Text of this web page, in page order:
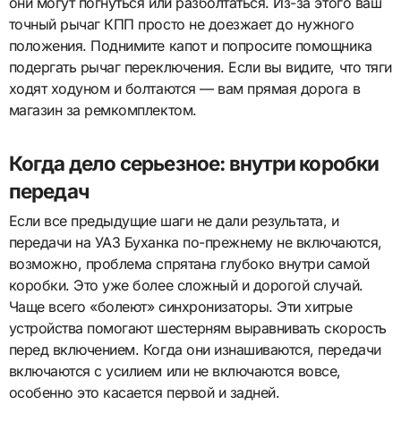
точный рычаг КПП просто не доезжает до нужного
положения. Поднимите капот и попросите помощника
подергать рычаг переключения. Если вы видите, что тяги
ходят ходуном и болтаются — вам прямая дорога в
магазин за ремкомплектом.
Когда дело серьезное: внутри коробки
передач
Если все предыдущие шаги не дали результата, и
передачи на УАЗ Буханка по-прежнему не включаются,
возможно, проблема спрятана глубоко внутри самой
коробки. Это уже более сложный и дорогой случай.
Чаще всего «болеют» синхронизаторы. Эти хитрые
устройства помогают шестерням выравнивать скорость
перед включением. Когда они изнашиваются, передачи
включаются с усилием или не включаются вовсе,
особенно это касается первой и задней.